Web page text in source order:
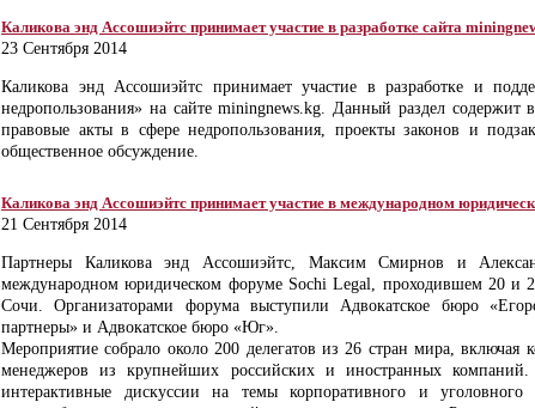
Каликова энд Ассошиэйтс принимает участие в разработке сайта
23 Сентября 2014
Каликова энд Ассошиэйтс принимает участие в разработке и
недропользования» на сайте miningnews.kg. Данный раздел содержит
правовые акты в сфере недропользования, проекты законов и
общественное обсуждение.
Каликова энд Ассошиэйтс принимает участие в международном
21 Сентября 2014
Партнеры Каликова энд Ассошиэйтс, Максим Смирнов и
международном юридическом форуме Sochi Legal, проходившем 20 и
Сочи. Организаторами форума выступили Адвокатское бюро
партнеры» и Адвокатское бюро «Юг».
Мероприятие собрало около 200 делегатов из 26 стран мира, включая
менеджеров из крупнейших российских и иностранных
интерактивные дискуссии на темы корпоративного и